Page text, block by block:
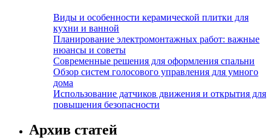
Виды и особенности керамической плитки для
кухни и ванной
Планирование электромонтажных работ: важные
нюансы и советы
Современные решения для оформления спальни
Обзор систем голосового управления для умного
дома
Использование датчиков движения и открытия для
повышения безопасности
Архив статей